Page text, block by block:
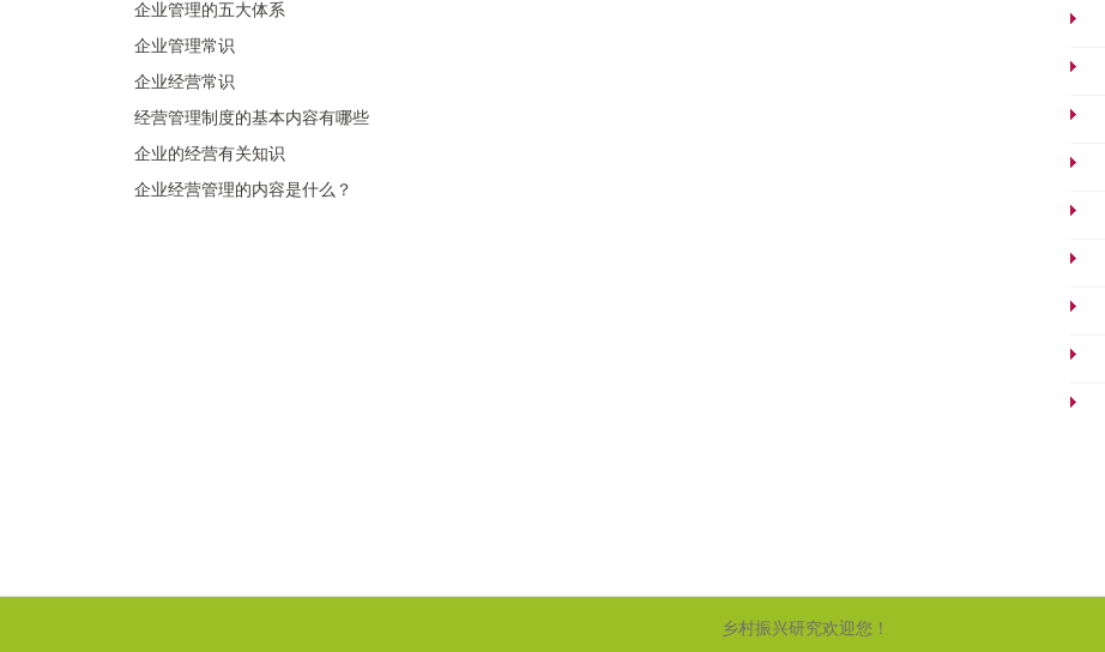
企业管理的五大体系
企业管理常识
企业经营常识
经营管理制度的基本内容有哪些
企业的经营有关知识
企业经营管理的内容是什么？
乡村振兴研究欢迎您！